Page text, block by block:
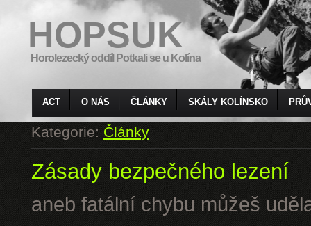
HOPSUK
Horolezecký oddíl Potkali se u Kolína
ACT O NÁS ČLÁNKY SKÁLY KOLÍNSKO
Kategorie:Články
Zásady bezpečného lezení
aneb fatální chybu můžeš